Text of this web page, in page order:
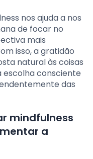
nos ajuda a nos
de focar no
mais
isso, a gratidão
natural às coisas
escolha consciente
das
mindfulness
a